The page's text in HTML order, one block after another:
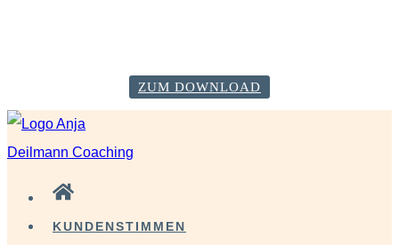
ZUM DOWNLOAD
Zum
Inhalt
KUNDENSTIMMEN